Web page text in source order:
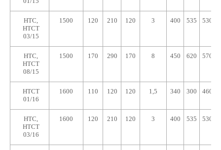
HTC,
HTCT
03/15
1500 120 210 120 3 400 535 530
HTC,
HTCT
08/15
1500 170 290 170 8 450 620 570
HTCT
01/16
1600 110 120 120 1,5 340 300 460
HTC,
HTCT
03/16
1600 120 210 120 3 400 535 530